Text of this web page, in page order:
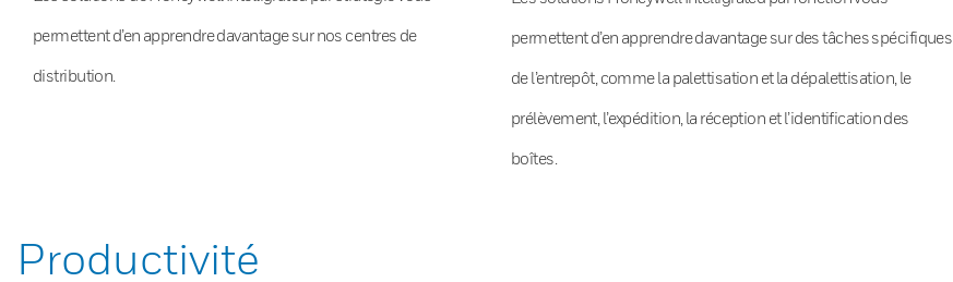
permettent d’en apprendre davantage sur nos centres de
distribution.
permettent d’en apprendre davantage sur des tâches spécifiques
de l’entrepôt, comme la palettisation et la dépalettisation, le
prélèvement, l’expédition, la réception et l’identification des
boîtes.
Productivité